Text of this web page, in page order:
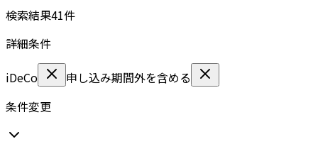
検索結果41件
詳細条件
iDeCo
申し込み期間外を含める
条件変更